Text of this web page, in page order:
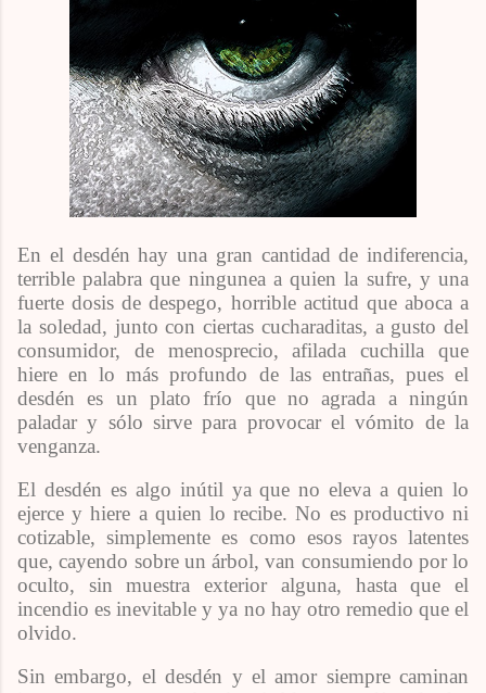
En el desdén hay una gran cantidad de indiferencia,
terrible palabra que ningunea a quien la sufre, y una
fuerte dosis de despego, horrible actitud que aboca a
la soledad, junto con ciertas cucharaditas, a gusto del
consumidor, de menosprecio, afilada cuchilla que
hiere en lo más profundo de las entrañas, pues el
desdén es un plato frío que no agrada a ningún
paladar y sólo sirve para provocar el vómito de la
venganza.
El desdén es algo inútil ya que no eleva a quien lo
ejerce y hiere a quien lo recibe. No es productivo ni
cotizable, simplemente es como esos rayos latentes
que, cayendo sobre un árbol, van consumiendo por lo
oculto, sin muestra exterior alguna, hasta que el
incendio es inevitable y ya no hay otro remedio que el
olvido.
Sin embargo, el desdén y el amor siempre caminan